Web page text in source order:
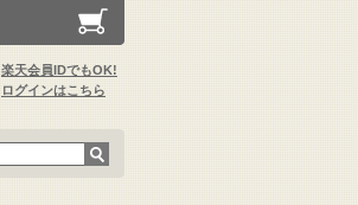
楽天会員IDでもOK!
ログインはこちら